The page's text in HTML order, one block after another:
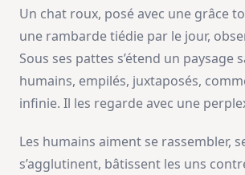
Un chat roux, posé avec une grâce
une rambarde tiédie par le jour,
Sous ses pattes s’étend un paysage
humains, empilés, juxtaposés,
infinie. Il les regarde avec une
Les humains aiment se rassembler,
s’agglutinent, bâtissent les uns